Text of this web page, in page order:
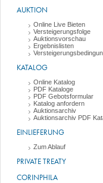
AUKTION
Online Live Bieten
Versteigerungsfolge
Auktionsvorschau
Ergebnislisten
KATALOG
Online Katalog
PDF Kataloge
PDF Gebotsformular
Katalog anfordern
Auktionsarchiv
Auktionsarchiv PDF
EINLIEFERUNG
Zum Ablauf
PRIVATE TREATY
CORINPHILA